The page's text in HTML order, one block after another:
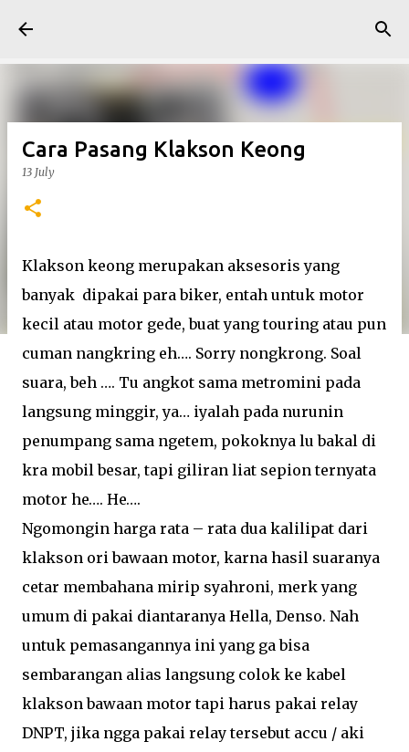
Cara Pasang Klakson Keong
13 July
Klakson keong merupakan aksesoris yang
banyak dipakai para biker, entah untuk motor
kecil atau motor gede, buat yang touring atau pun
cuman nangkring eh…. Sorry nongkrong. Soal
suara, beh …. Tu angkot sama metromini pada
langsung minggir, ya… iyalah pada nurunin
penumpang sama ngetem, pokoknya lu bakal di
kra mobil besar, tapi giliran liat sepion ternyata
motor he…. He….
Ngomongin harga rata – rata dua kalilipat dari
klakson ori bawaan motor, karna hasil suaranya
cetar membahana mirip syahroni, merk yang
umum di pakai diantaranya Hella, Denso. Nah
untuk pemasangannya ini yang ga bisa
sembarangan alias langsung colok ke kabel
klakson bawaan motor tapi harus pakai relay
DNPT, jika ngga pakai relay tersebut accu / aki